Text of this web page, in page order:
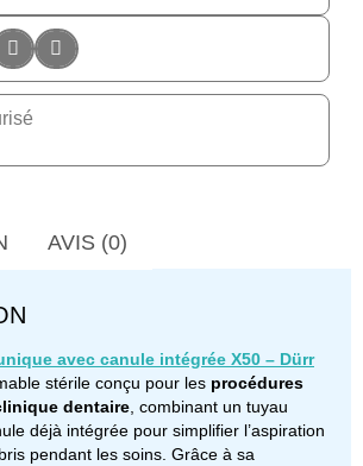
AVIS (0)
avec canule intégrée X50 – Dürr
stérile conçu pour les procédures
dentaire , combinant un tuyau
déjà intégrée pour simplifier l’aspiration
pendant les soins. Grâce à sa